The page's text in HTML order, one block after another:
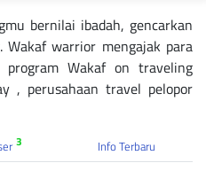
bernilai ibadah, gencarkan
warrior mengajak para
Wakaf on traveling
, perusahaan travel pelopor
3 Info Terbaru